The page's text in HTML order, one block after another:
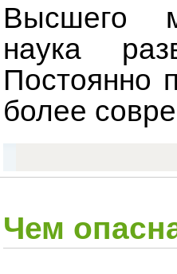
Высшего
наука
Постоянно
более
Чем